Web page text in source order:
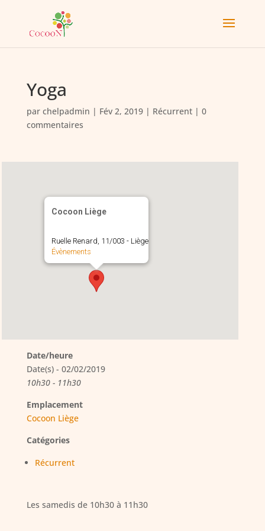
Yoga
par chelpadmin | Fév 2, 2019| Récurrent| 0
commentaires
Cocoon Liège
Ruelle Renard, 11/003 - Liège
Évènements
Date/heure
Date(s) - 02/02/2019
10h30 - 11h30
Emplacement
Cocoon Liège
Catégories
Récurrent
Les samedis de 10h30 à 11h30